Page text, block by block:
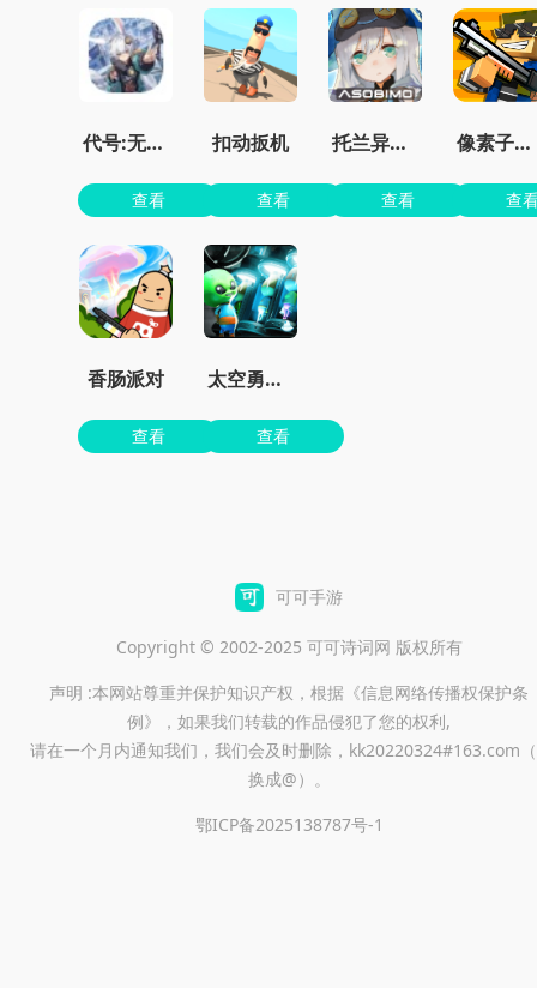
代号:无限大
查看
扣动扳机
查看
托兰异世录
查看
像素子弹无限金币版免广告
查
香肠派对
查看
太空勇士杀杀杀
查看
可可手游
Copyright © 2002-2025 可可诗词网 版权所有
声明 :本网站尊重并保护知识产权，根据《信息网络传播权保护条
例》，如果我们转载的作品侵犯了您的权利,
请在一个月内通知我们，我们会及时删除，kk20220324#163.com
换成@）。
鄂ICP备2025138787号-1